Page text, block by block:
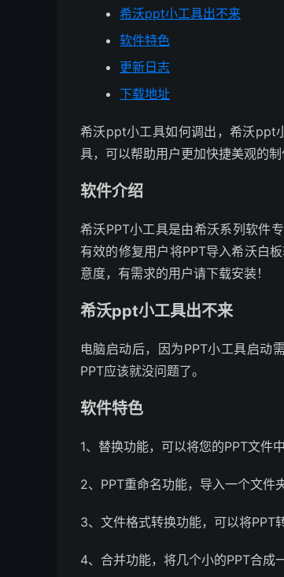
希沃ppt小工具出不来
软件特色
更新日志
下载地址
希沃ppt小工具如何调出，希沃ppt
具，可以帮助用户更加快捷美观的
软件介绍
希沃PPT小工具是由希沃系列软件
有效的修复用户将PPT导入希沃白
意度，有需求的用户请下载安装！
希沃ppt小工具出不来
电脑启动后，因为PPT小工具启动
PPT应该就没问题了。
软件特色
1、替换功能，可以将您的PPT文件
2、PPT重命名功能，导入一个文件
3、文件格式转换功能，可以将PPT
4、合并功能，将几个小的PPT合成